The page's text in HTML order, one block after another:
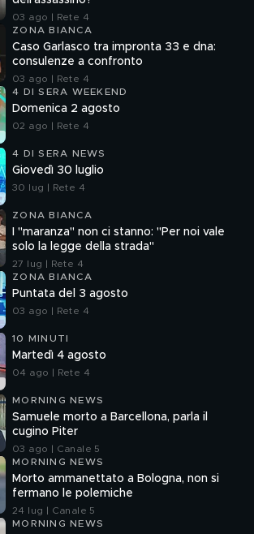
03 ago | Rete 4
ZONA BIANCA
Caso Garlasco tra impronta 33 e dna:
consulenze a confronto
03 ago | Rete 4
4 DI SERA WEEKEND
Domenica 2 agosto
02 ago | Rete 4
4 DI SERA NEWS
Giovedì 30 luglio
30 lug | Rete 4
ZONA BIANCA
I "maranza" non ci stanno: "Per noi vale
solo la legge della strada"
27 lug | Rete 4
ZONA BIANCA
Puntata del 3 agosto
03 ago | Rete 4
10 MINUTI
Martedì 4 agosto
04 ago | Rete 4
MORNING NEWS
Samuele morto a Barcellona, parla il
cugino Piter
03 ago | Canale 5
MORNING NEWS
Morto ammanettato a Bologna, non si
fermano le polemiche
24 lug | Canale 5
MORNING NEWS